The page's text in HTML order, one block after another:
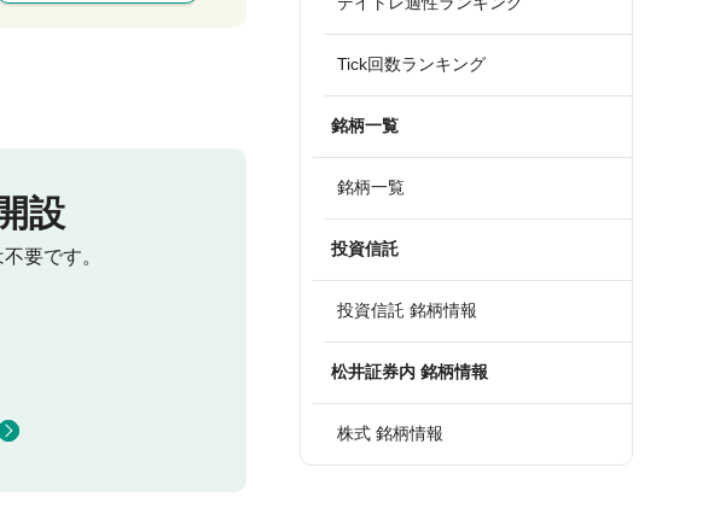
設
要です。
Tick回数ランキング
銘柄一覧
銘柄一覧
投資信託
投資信託 銘柄情報
松井証券内 銘柄情報
株式 銘柄情報